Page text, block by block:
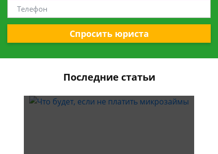
Спросить юриста
Последние статьи